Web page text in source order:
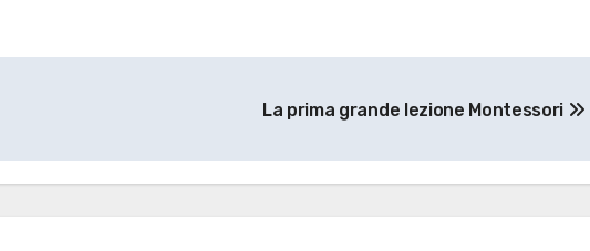
La prima grande lezione Montessori
CONTENUTO ESCLUSIVO solo